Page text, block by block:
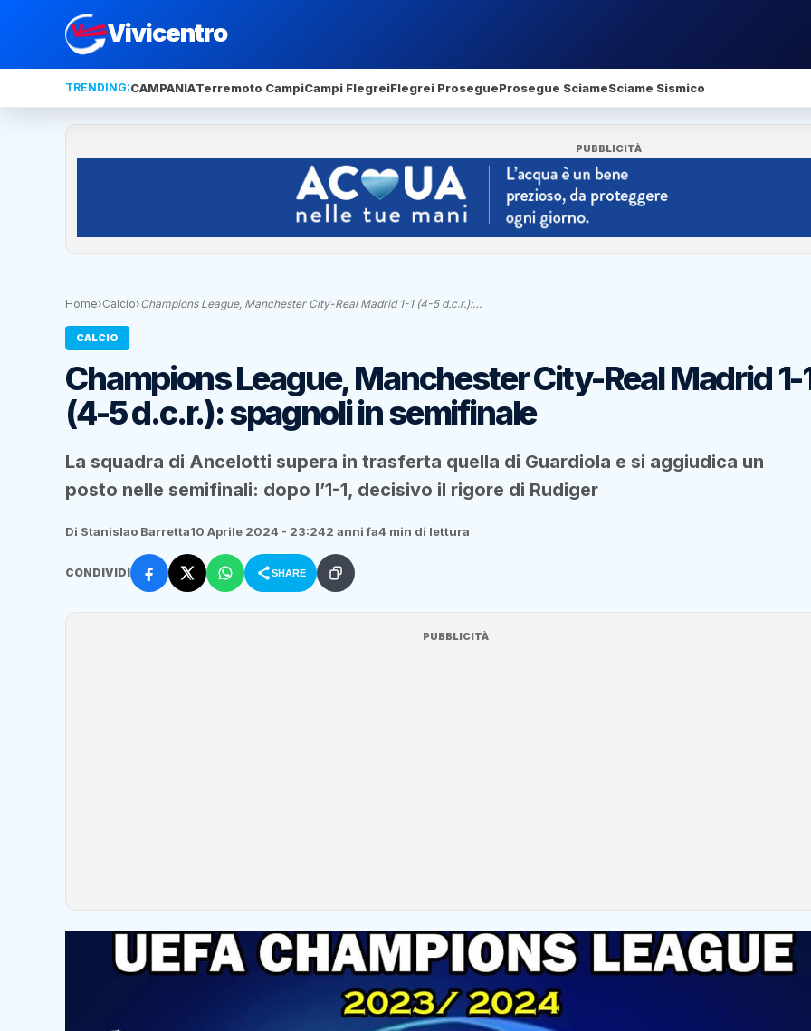
Vivicentro
TRENDING:CAMPANIATerremoto CampiCampi FlegreiFlegrei ProsegueProsegue SciameSciame Sismico
PUBBLICITÀ
Home›Calcio›Champions League, Manchester City-Real Madrid 1-1 (4-5 d.c.r.):…
CALCIO
Champions League, Manchester City-Real Madrid 1-
(4-5 d.c.r.): spagnoli in semifinale
La squadra di Ancelotti supera in trasferta quella di Guardiola e si aggiudica un
posto nelle semifinali: dopo l’1-1, decisivo il rigore di Rudiger
Di Stanislao Barretta10 Aprile 2024 - 23:242 anni fa4 min di lettura
CONDIVIDI SHARE
PUBBLICITÀ